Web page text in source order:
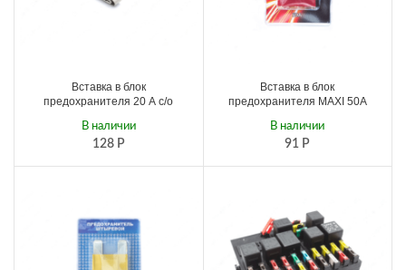
Вставка в блок
предохранителя 20 А с/о
128 Р
В наличии
Вставка в блок
предохранителя MAXI 50А
91 Р
В наличии